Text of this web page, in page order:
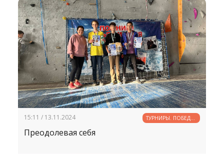
15:11 / 13.11.2024
ТУРНИРЫ. ПОБЕДЫ.
РЕКОРДЫ
Преодолевая себя